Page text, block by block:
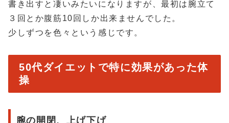
書き出すと凄いみたいになりますが、最初は腕立て
３回とか腹筋10回しか出来ませんでした。
少しずつを色々という感じです。
50代ダイエットで特に効果があった体
操
腕の開閉、上げ下げ